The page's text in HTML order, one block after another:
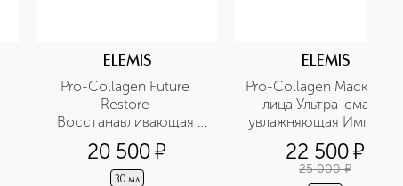
ELEMIS
Pro-Collagen Future
Restore
Восстанавливающая
сыворотка
20 500¤
30 мл
ELEMIS
Pro-Collagen Маска для
лица Ультра-смарт
увлажняющая Импульс
молодости
22 500¤
25 000 ¤